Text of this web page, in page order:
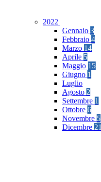
2022
Gennaio 3
Febbraio 4
Marzo 14
Aprile 5
Maggio 15
Giugno 1
Luglio
Agosto 2
Settembre 1
Ottobre 6
Novembre 5
Dicembre 21